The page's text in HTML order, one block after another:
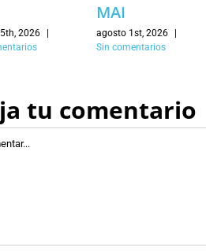
2026
MAI
agosto 1st, 2026
Sin comentarios
tu comentario